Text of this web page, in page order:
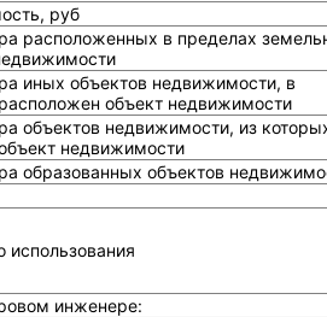
руб
расположенных в пределах
иных объектов недвижимости, в
объект недвижимости
объектов недвижимости, из
недвижимости
образованных объектов
использования
инженере: